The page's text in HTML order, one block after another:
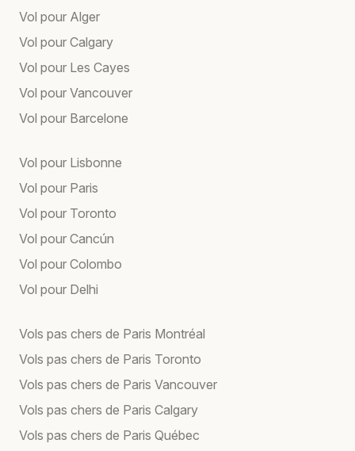
Vol pour Alger
Vol pour Calgary
Vol pour Les Cayes
Vol pour Vancouver
Vol pour Barcelone
Vol pour Lisbonne
Vol pour Paris
Vol pour Toronto
Vol pour Cancún
Vol pour Colombo
Vol pour Delhi
Vols pas chers de Paris Montréal
Vols pas chers de Paris Toronto
Vols pas chers de Paris Vancouver
Vols pas chers de Paris Calgary
Vols pas chers de Paris Québec